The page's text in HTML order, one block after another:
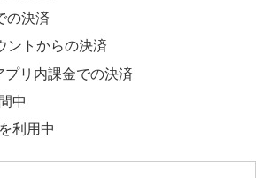
の決済
ントからの決済
プリ内課金での決済
中
利用中